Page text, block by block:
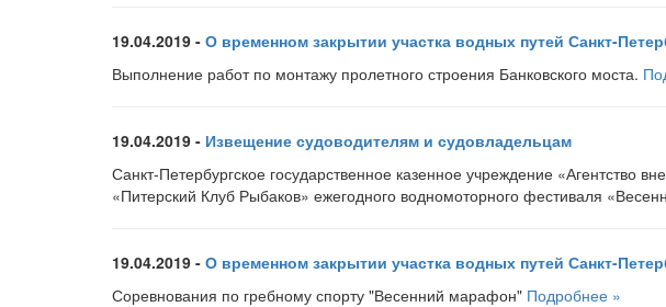
19.04.2019 - О временном закрытии участка водных путей Санкт-
Выполнение работ по монтажу пролетного строения Банковского моста.
19.04.2019 - Извещение судоводителям и судовладельцам
Санкт-Петербургское государственное казенное учреждение «Агентство
«Питерский Клуб Рыбаков» ежегодного водномоторного фестиваля
19.04.2019 - О временном закрытии участка водных путей Санкт-
Соревнования по гребному спорту "Весенний марафон" Подробнее »